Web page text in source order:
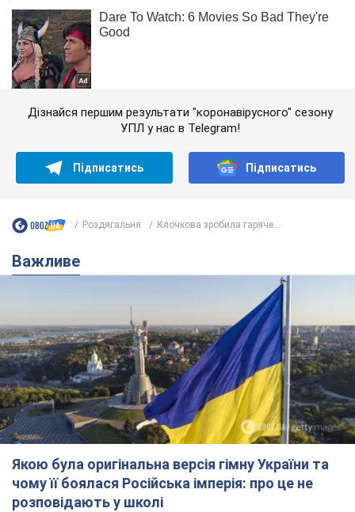
Дізнайся першим результати "коронавірусного" сезону
УПЛ у нас в Telegram!
Підписатись Підписатись
Роздягальня Клочкова зробила гаряче...
Важливе
Якою була оригінальна версія гімну України та
чому її боялася Російська імперія: про це не
розповідають у школі